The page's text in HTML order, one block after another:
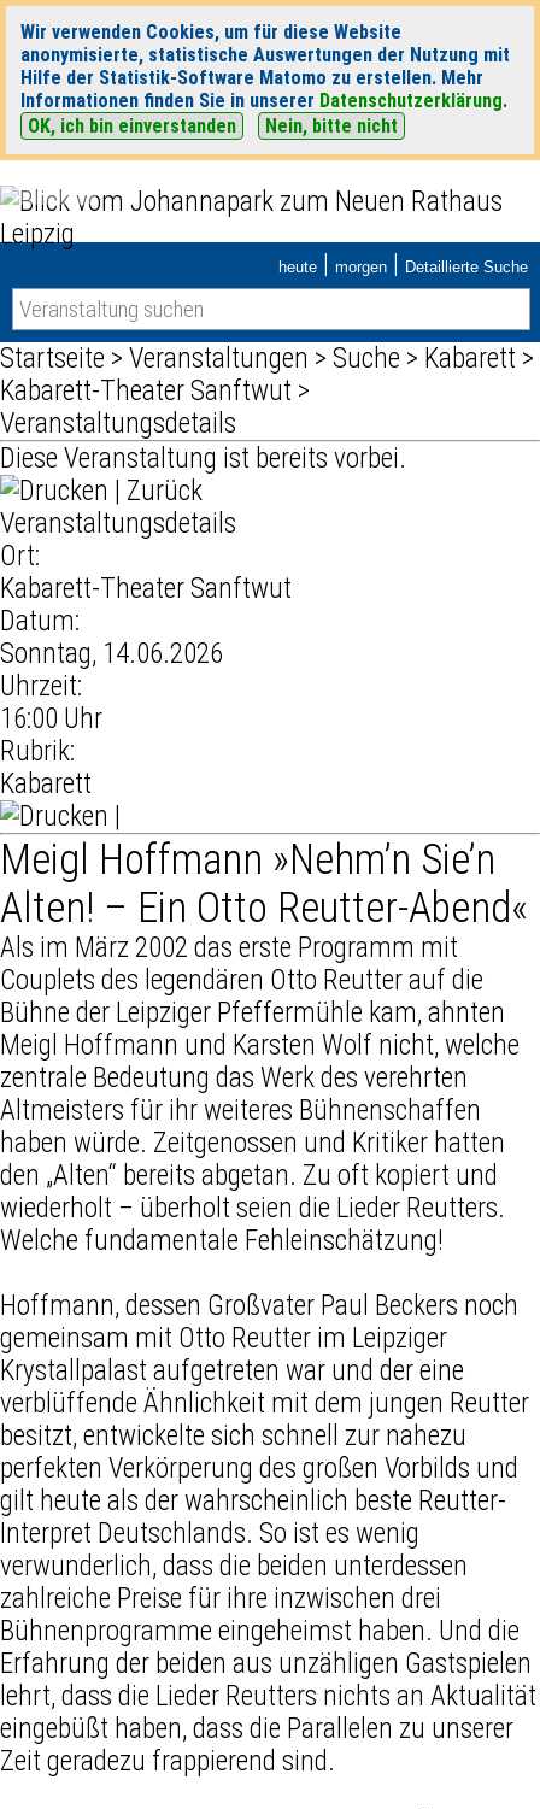
Wir verwenden Cookies, um für diese Website
anonymisierte, statistische Auswertungen der Nutzung mit
Hilfe der Statistik-Software Matomo zu erstellen. Mehr
Informationen finden Sie in unserer Datenschutzerklärung.
OK, ich bin einverstanden
Nein, bitte nicht
heute | morgen | Detaillierte Suche
Startseite > Veranstaltungen > Suche > Kabarett >
Kabarett-Theater Sanftwut >
Veranstaltungsdetails
Diese Veranstaltung ist bereits vorbei.
Zurück
Veranstaltungsdetails
Ort:
Kabarett-Theater Sanftwut
Datum:
Sonntag, 14.06.2026
Uhrzeit:
16:00 Uhr
Rubrik:
Kabarett
Meigl Hoffmann »Nehm’n Sie’n
Alten! – Ein Otto Reutter-Abend«
Als im März 2002 das erste Programm mit
Couplets des legendären Otto Reutter auf die
Bühne der Leipziger Pfeffermühle kam, ahnten
Meigl Hoffmann und Karsten Wolf nicht, welche
zentrale Bedeutung das Werk des verehrten
Altmeisters für ihr weiteres Bühnenschaffen
haben würde. Zeitgenossen und Kritiker hatten
den „Alten“ bereits abgetan. Zu oft kopiert und
wiederholt – überholt seien die Lieder Reutters.
Welche fundamentale Fehleinschätzung!
Hoffmann, dessen Großvater Paul Beckers noch
gemeinsam mit Otto Reutter im Leipziger
Krystallpalast aufgetreten war und der eine
verblüffende Ähnlichkeit mit dem jungen Reutter
besitzt, entwickelte sich schnell zur nahezu
perfekten Verkörperung des großen Vorbilds und
gilt heute als der wahrscheinlich beste Reutter-
Interpret Deutschlands. So ist es wenig
verwunderlich, dass die beiden unterdessen
zahlreiche Preise für ihre inzwischen drei
Bühnenprogramme eingeheimst haben. Und die
Erfahrung der beiden aus unzähligen Gastspielen
lehrt, dass die Lieder Reutters nichts an Aktualität
eingebüßt haben, dass die Parallelen zu unserer
Zeit geradezu frappierend sind.